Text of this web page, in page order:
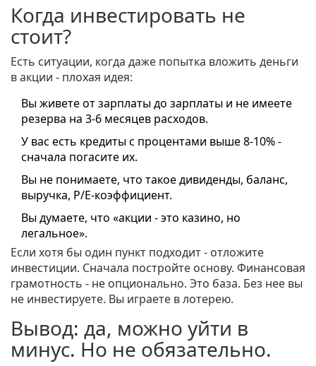
Когда инвестировать не
стоит?
Есть ситуации, когда даже попытка вложить деньги
в акции - плохая идея:
Вы живете от зарплаты до зарплаты и не имеете
резерва на 3-6 месяцев расходов.
У вас есть кредиты с процентами выше 8-10% -
сначала погасите их.
Вы не понимаете, что такое дивиденды, баланс,
выручка, P/E-коэффициент.
Вы думаете, что «акции - это казино, но
легальное».
Если хотя бы один пункт подходит - отложите
инвестиции. Сначала постройте основу. Финансовая
грамотность - не опционально. Это база. Без нее вы
не инвестируете. Вы играете в лотерею.
Вывод: да, можно уйти в
минус. Но не обязательно.